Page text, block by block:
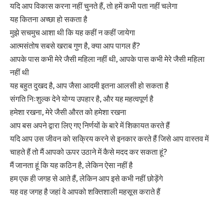
यदि आप विकास करना नहीं चुनते हैं, तो हमें कभी पता नहीं चलेगा
यह कितना अच्छा हो सकता है
मुझे सचमुच आशा थी कि यह कहीं न कहीं जायेगा
आत्मसंतोष सबसे खराब गुण है, क्या आप पागल हैं?
आपके पास कभी मेरे जैसी महिला नहीं थी, आपके पास कभी मेरे जैसी महिला
नहीं थी
यह बहुत दुखद है, आप जैसा आदमी इतना आलसी हो सकता है
संगति निःशुल्क देने योग्य उपहार है, और यह महत्वपूर्ण है
हमेशा रखना, मेरे जैसी औरत को हमेशा रखना
आप बस अपने द्वारा लिए गए निर्णयों के बारे में शिकायत करते हैं
यदि आप उस जीवन को सक्रिय करने से इनकार करते हैं जिसे आप वास्तव में
चाहते हैं तो मैं आपको ऊपर उठाने में कैसे मदद कर सकता हूं?
मैं जानता हूं कि यह कठिन है, लेकिन ऐसा नहीं है
हम एक ही जगह से आते हैं, लेकिन आप इसे कभी नहीं छोड़ेंगे
यह वह जगह है जहां वे आपको शक्तिशाली महसूस कराते हैं